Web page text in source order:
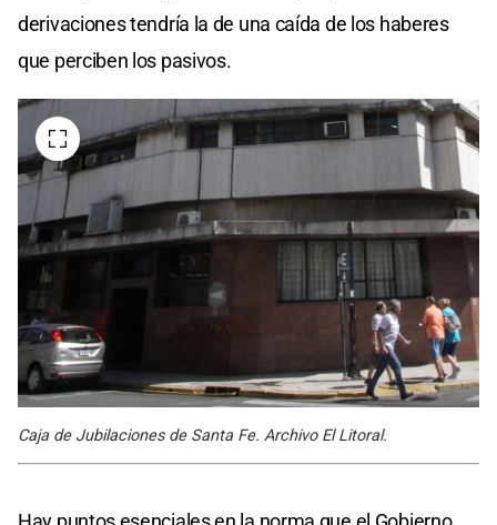
derivaciones tendría la de una caída de los haberes
que perciben los pasivos.
Caja de Jubilaciones de Santa Fe. Archivo El Litoral.